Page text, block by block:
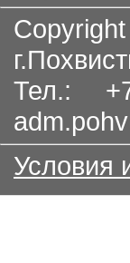
Тел.:
Условия